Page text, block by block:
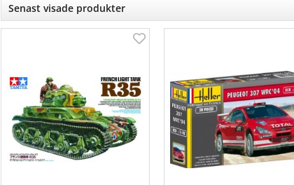
Senast visade produkter